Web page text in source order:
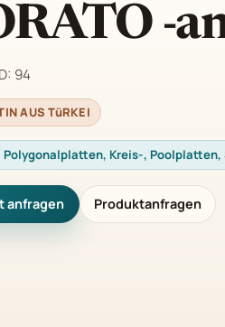
-
94
AUS TüRKEI
Polygonalplatten, Kreis-,
anfragen Produktanfragen